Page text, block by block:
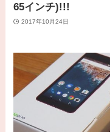
65インチ)!!!
2017年10月24日